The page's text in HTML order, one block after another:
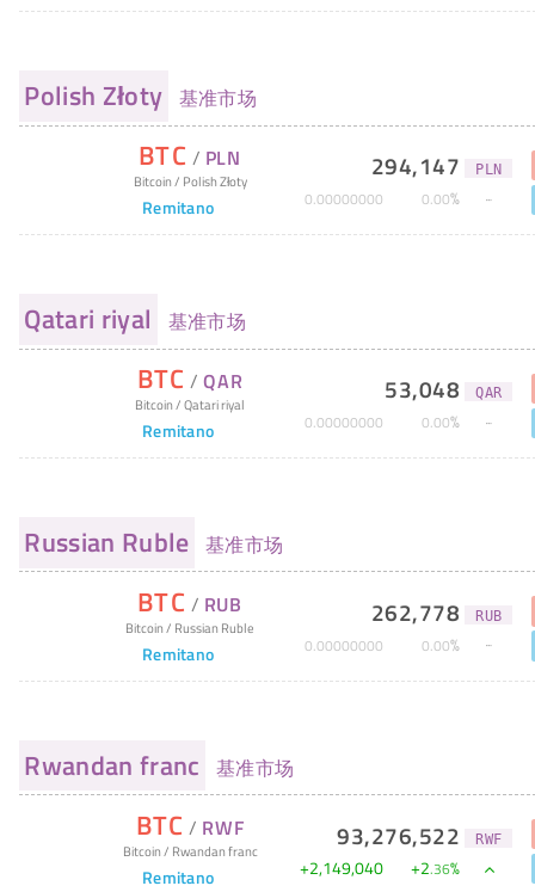
Polish Złoty 基准市场
BTC / PLN
Bitcoin/ Polish Złoty
Remitano
294,147 PLN
0.00000000 0.00%
Qatari riyal 基准市场
BTC /QAR
Bitcoin/Qatari riyal
Remitano
53,048 QAR
0.00000000 0.00%
Russian Ruble 基准市场
BTC / RUB
Bitcoin/ Russian Ruble
Remitano
262,778 RUB
0.00000000 0.00%
Rwandan franc 基准市场
BTC / RWF
Bitcoin/ Rwandan franc
Remitano
93,276,522 RWF
+2,149,040 +2.36%